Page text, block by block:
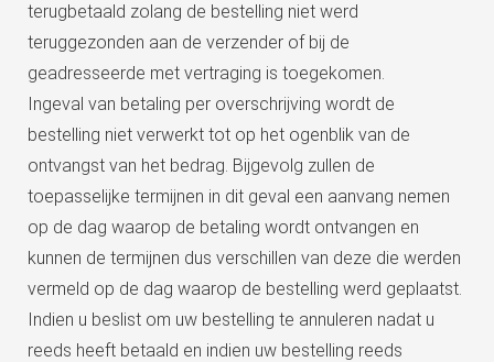
terugbetaald zolang de bestelling niet werd
teruggezonden aan de verzender of bij de
geadresseerde met vertraging is toegekomen.
Ingeval van betaling per overschrijving wordt de
bestelling niet verwerkt tot op het ogenblik van de
ontvangst van het bedrag. Bijgevolg zullen de
toepasselijke termijnen in dit geval een aanvang nemen
op de dag waarop de betaling wordt ontvangen en
kunnen de termijnen dus verschillen van deze die werden
vermeld op de dag waarop de bestelling werd geplaatst.
Indien u beslist om uw bestelling te annuleren nadat u
reeds heeft betaald en indien uw bestelling reeds